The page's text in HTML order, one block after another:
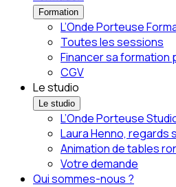
Formation
L’Onde Porteuse
Toutes les sessions
Financer sa formation
CGV
Le studio
Le studio
L’Onde Porteuse
Laura Henno, regards
Animation de tables
Votre demande
Qui sommes-nous ?